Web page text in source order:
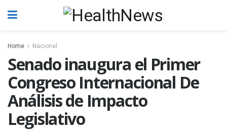
Home Nacional
Senado inaugura el Primer
Congreso Internacional De
Análisis de Impacto
Legislativo